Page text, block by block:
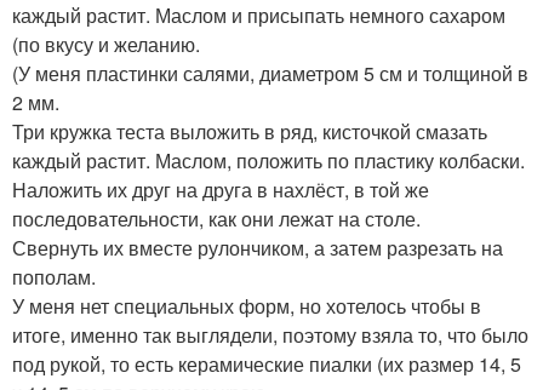
каждый растит. Маслом и присыпать немного сахаром
(по вкусу и желанию.
(У меня пластинки салями, диаметром 5 см и толщиной в
2 мм.
Три кружка теста выложить в ряд, кисточкой смазать
каждый растит. Маслом, положить по пластику колбаски.
Наложить их друг на друга в нахлёст, в той же
последовательности, как они лежат на столе.
Свернуть их вместе рулончиком, а затем разрезать на
пополам.
У меня нет специальных форм, но хотелось чтобы в
итоге, именно так выглядели, поэтому взяла то, что было
под рукой, то есть керамические пиалки (их размер 14, 5